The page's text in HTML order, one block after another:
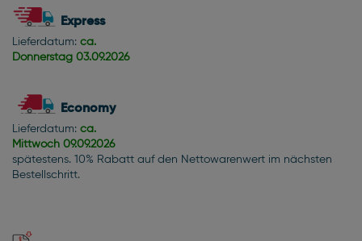
Express
Lieferdatum: ca.
Donnerstag 03.09.2026
Economy
Lieferdatum: ca.
Mittwoch 09.09.2026
spätestens. 10% Rabatt auf den Nettowarenwert im nächsten
Bestellschritt.